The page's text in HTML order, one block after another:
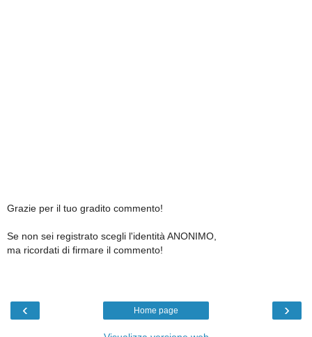
Grazie per il tuo gradito commento!
Se non sei registrato scegli l'identità ANONIMO,
ma ricordati di firmare il commento!
‹ ›
Home page